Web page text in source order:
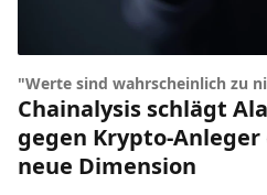
"Werte sind wahrscheinlich zu
Chainalysis schlägt
gegen Krypto-
neue Dimension